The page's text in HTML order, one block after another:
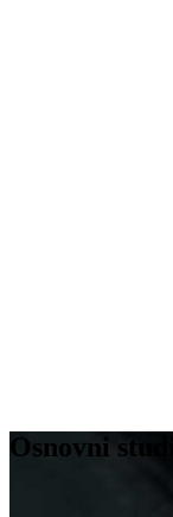
Osnovni studij